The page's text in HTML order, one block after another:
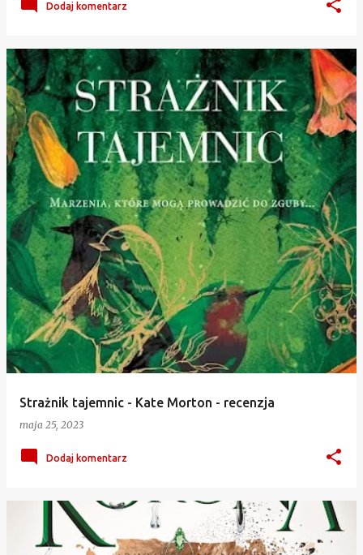
Dodaj komentarz
Strażnik tajemnic - Kate Morton - recenzja
maja 25, 2023
Dodaj komentarz